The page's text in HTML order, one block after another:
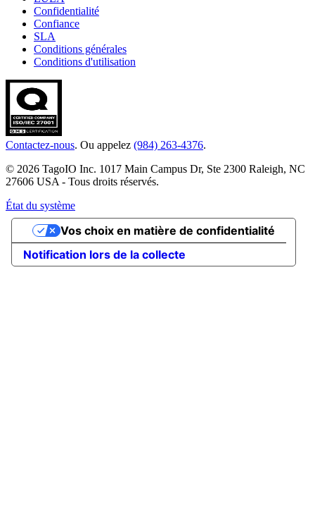
Confidentialité
Confiance
SLA
Conditions générales
Conditions d'utilisation
Contactez-nous. Ou appelez (984) 263-4376.
© 2026 TagoIO Inc. 1017 Main Campus Dr, Ste 2300 Raleigh, NC
27606 USA - Tous droits réservés.
État du système
Notification lors de la collecte
Vos choix en matière de confidentialité